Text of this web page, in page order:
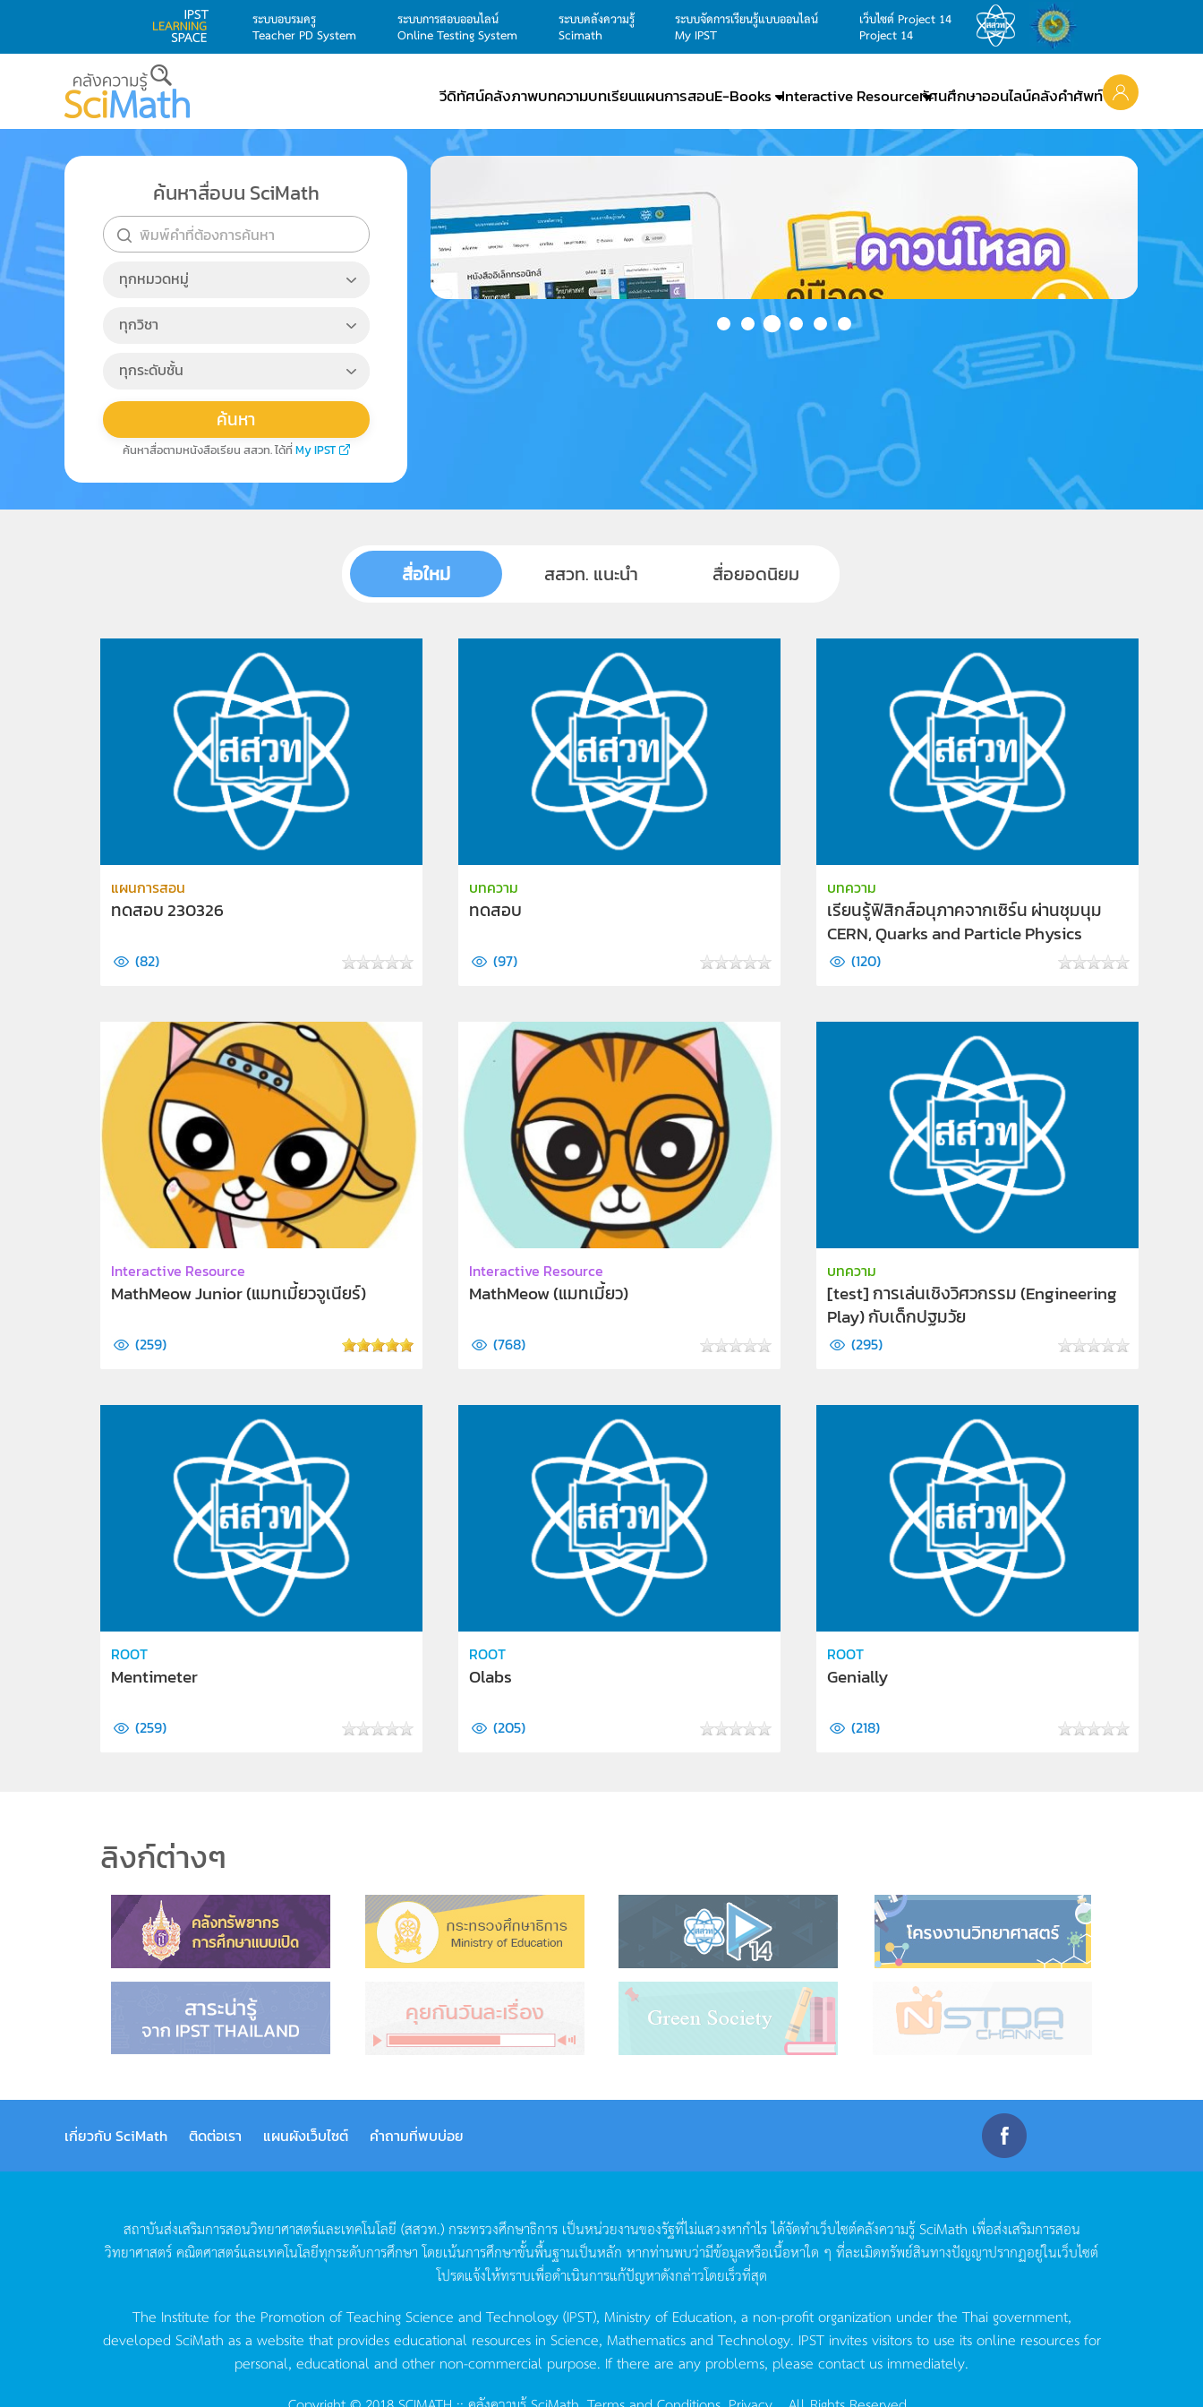
ระบบอบรมครู
Teacher PD System
ระบบการสอบออนไลน์
Online Testing System
ระบบคลังความรู้
Scimath
ระบบจัดการเรียนรู้แบบออนไลน์
My IPST
เว็บไซต์ Project 14
Project 14
วีดิทัศน์คลังภาพบทความบทเรียนแผนการสอนE-Books Interactive Resourceทัศนศึกษาออนไลน์คลังคำศัพท์
ค้นหาสื่อบน SciMath
ทุกหมวดหมู่
ทุกวิชา
filter:filter:
ทุกระดับชั้น
filter:filter:
ค้นหาสื่อตามหนังสือเรียน สสวท. ได้ที่My IPST
LearnFromHome
S002ดาวน์โหลด คู่มือครู ฉบับปรับปรุง 2560
IPST Bookstore
ระบบอบรมครู
IPST AI Books
สื่อใหม่ สสวท. แนะนำ สื่อยอดนิยม
แผนการสอน
ทดสอบ 230326
(82)
บทความ
ทดสอบ
(97)
บทความ
เรียนรู้ฟิสิกส์อนุภาคจากเซิร์น ผ่านชุมนุม
CERN, Quarks and Particle Physics
(120)
Interactive Resource
MathMeow Junior (แมทเมี้ยวจูเนียร์)
(259)
Interactive Resource
MathMeow (แมทเมี้ยว)
(768)
บทความ
[test] การเล่นเชิงวิศวกรรม (Engineering
Play) กับเด็กปฐมวัย
(295)
ROOT
Mentimeter
(259)
ROOT
Olabs
(205)
ROOT
Genially
(218)
ลิงก์ต่างๆ
เกี่ยวกับ SciMath ติดต่อเรา แผนผังเว็บไซต์ คำถามที่พบบ่อย
สถาบันส่งเสริมการสอนวิทยาศาสตร์และเทคโนโลยี (สสวท.) กระทรวงศึกษาธิการ เป็นหน่วยงานของรัฐที่ไม่แสวงหากำไรได้จัดทำเว็บไซต์คลังความรู้SciMath เพื่อส่งเสริมการสอน
วิทยาศาสตร์คณิตศาสตร์และเทคโนโลยีทุกระดับการศึกษา โดยเน้นการศึกษาขั้นพื้นฐานเป็นหลัก หากท่านพบว่ามีข้อมูลหรือเนื้อหาใด ๆ ที่ละเมิดทรัพย์สินทางปัญญาปรากฏอยู่ในเว็บไซต์
โปรดแจ้งให้ทราบเพื่อดำเนินการแก้ปัญหาดังกล่าวโดยเร็วที่สุด
The Institute for the Promotion of Teaching Science and Technology (IPST), Ministry of Education, a non-profit organization under the Thai government,
developed SciMath as a website that provides educational resources in Science, Mathematics and Technology. IPST invites visitors to use its online resources for
personal, educational and other non-commercial purpose. If there are any problems, please contact us immediately.